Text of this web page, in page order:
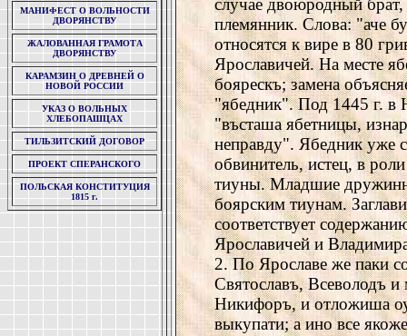
МАНИФЕСТ О ВОЛЬНОСТИ
ДВОРЯНСТВУ
ЖАЛОВАННАЯ ГРАМОТА
ДВОРЯНСТВУ
КАРАМЗИН О ДРЕВНЕЙ О
НОВОЙ РОССИИ
УКАЗ О ВОЛЬНЫХ
ХЛЕБОПАШЦАХ
ТИЛЬЗИТСКИЙ ДОГОВОР
ПРОЕКТ СПЕРАНСКОГО
ПОЛЬСКАЯ КОНСТИТУЦИЯ
1815 г.
случае двоюродный брат,
племянник. Слова: "аче
относятся к вире в 80
Ярославичей. На месте
боярескъ; замена
"ябедник". Под 1445 г. в
"въсташа ябетницы,
неправду". Ябедник уже
обвинитель, истец, в
тиуны. Младшие
боярским тиунам.
соответствует
Ярославичей и
2. По Ярославе же паки
Святославъ, Всеволодъ
Никифоръ, и отложиша
выкупати; а ино все